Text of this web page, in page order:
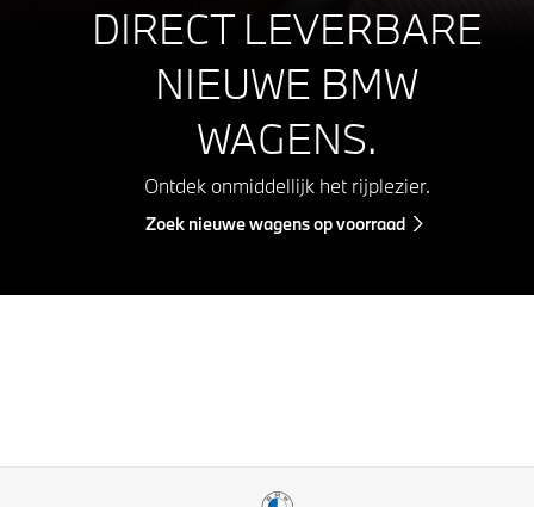
DIRECT LEVERBARE
NIEUWE BMW
WAGENS.
Ontdek onmiddellijk het rijplezier.
Zoek nieuwe wagens op voorraad